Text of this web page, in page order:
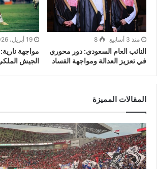
منذ 3 أسابيع 8
النائب العام السعودي: دور محوري
في تعزيز العدالة ومواجهة الفساد
19 أبريل، 2026
مواجهة
الجيش
المقالات المميزة